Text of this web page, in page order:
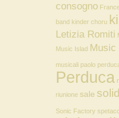
consogno
band kinder choru
Letizia Romiti
Music Islad Music
musicali paolo
Perduca
riunione sale
Sonic Factory